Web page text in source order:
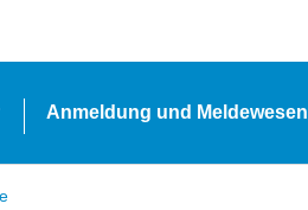
Anmeldung und Meldewesen